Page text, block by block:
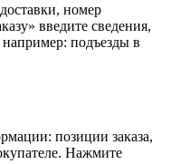
номер
введите сведения,
например: подъезды в
позиции заказа,
Нажмите